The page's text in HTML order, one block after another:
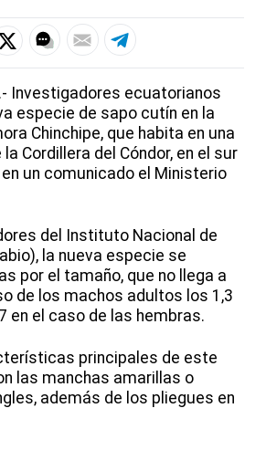
Investigadores ecuatorianos
especie de sapo cutín en la
Chinchipe, que habita en una
Cordillera del Cóndor, en el sur
un comunicado el Ministerio
del Instituto Nacional de
la nueva especie se
por el tamaño, que no llega a
de los machos adultos los 1,3
en el caso de las hembras.
principales de este
las manchas amarillas o
además de los pliegues en